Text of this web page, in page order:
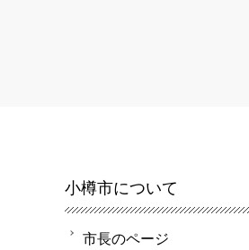
小樽市について
市長のページ